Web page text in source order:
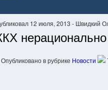
12 июля, 2013 - Швидкий
нерационально
Опубликовано в рубрике Новости